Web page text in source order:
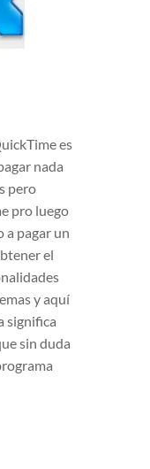
es
nada
pero
pro luego
a pagar un
el
y aquí
significa
sin duda